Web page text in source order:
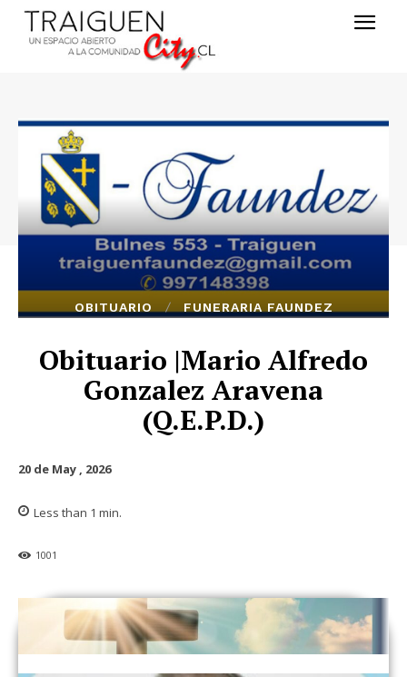
OBITUARIO FUNERARIA FAUNDEZ
Obituario |Mario Alfredo
Gonzalez Aravena
(Q.E.P.D.)
20 de May , 2026
Less than 1 min.
1001